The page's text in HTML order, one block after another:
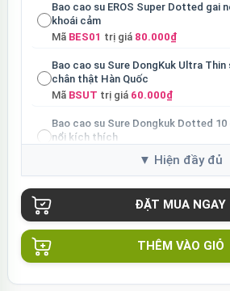
Bao cao su EROS Super Dotted gai
khoái cảm
Mã BES01 trị giá 80.000₫
Bao cao su Sure DongKuk Ultra Thin
chân thật Hàn Quốc
Mã BSUT trị giá 60.000₫
Bao cao su Sure Dongkuk Dotted 10
nổi kích thích
60.000₫
trị giá70.000₫
Ốp lưng MagSafe iPhone 16 Pro Max
THÊM VÀO GIỎ